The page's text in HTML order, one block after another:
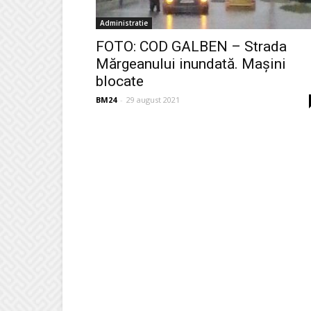
Administratie
FOTO: COD GALBEN – Strada
Mărgeanului inundată. Maşini
blocate
BM24 - 29 august 2021